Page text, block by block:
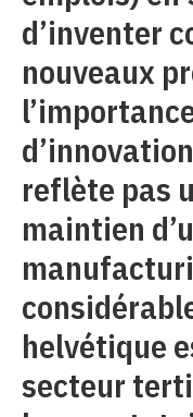
d’inventer
nouveaux
reflète pas
maintien
helvétique
secteur